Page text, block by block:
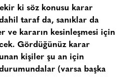
ki söz konusu karar
taraf da, sanıklar da
ve kararın kesinleşmesi için
Gördüğünüz karar
kişiler şu an için
(varsa başka